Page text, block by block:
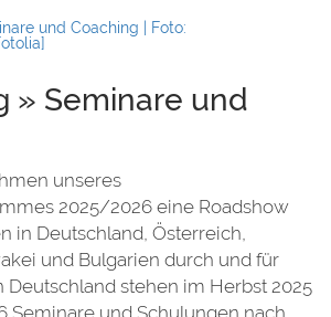
» Seminare und
unseres
2025/2026 eine Roadshow
in Deutschland, Österreich,
und Bulgarien durch und für
Deutschland stehen im Herbst 2025
Seminare und Schulungen nach